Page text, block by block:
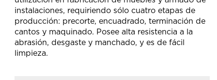
instalaciones, requiriendo sólo cuatro etapas de
producción: precorte, encuadrado, terminación de
cantos y maquinado. Posee alta resistencia a la
abrasión, desgaste y manchado, y es de fácil
limpieza.